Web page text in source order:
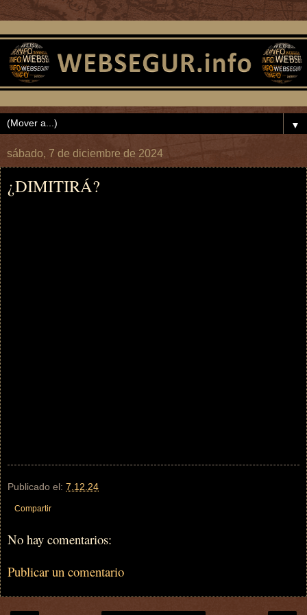
▼
sábado, 7 de diciembre de 2024
¿DIMITIRÁ?
Publicado el: 7.12.24
Compartir
No hay comentarios:
Publicar un comentario